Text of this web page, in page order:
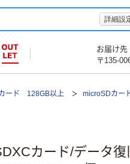
詳細設
お届け先
〒135-
ード 128GB以上 microSDカー
カード/データ